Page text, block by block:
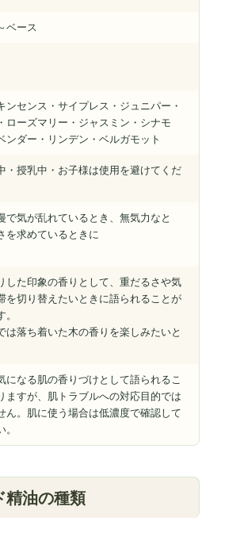
ベース
ンセンス・サイプレス・ジュニパー・
ローズマリー・ジャスミン・シナモ
ンダー・リンデン・ベルガモット
・授乳中・お子様は使用を避けてくだ
で気が乱れているとき、無気力なと
を求めているときに
した印象の香りとして、重だるさや気
を切り替えたいときに語られることが
は落ち着いた木の香りを楽しみたいと
になる肌の香りづけとして語られるこ
ますが、肌トラブルへの対応目的では
ん。肌に使う場合は低濃度で確認して
精油の種類